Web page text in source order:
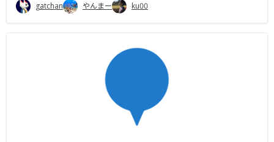
gatchan やんまー ku00